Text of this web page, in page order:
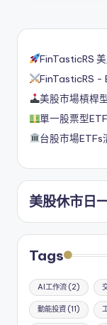
FinTasticRS
FinTasticRS -
美股市場槓桿
單一股票型
台股市場ETFs
美股休市日
Tags
AI工作流 (2)
動能投資 (11)